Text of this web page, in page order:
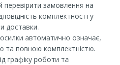
перевірити замовлення на
комплектності у
доставки.
автоматично означає,
та повною комплектністю.
графіку роботи та